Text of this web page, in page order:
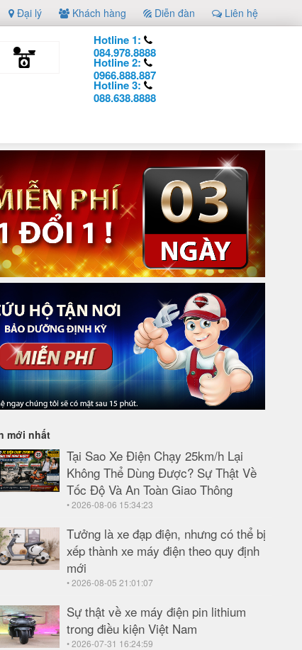
Liên hệ
Diễn đàn
Khách hàng
Đại lý
Hotline 1:
084.978.8888
Hotline 2:
0966.888.887
Hotline 3:
088.638.8888
mới nhất
Tại Sao Xe Điện Chạy 25km/h Lại
Không Thể Dùng Được? Sự Thật Về
Tốc Độ Và An Toàn Giao Thông
• 2026-08-06 15:34:23
Tưởng là xe đạp điện, nhưng có thể bị
xếp thành xe máy điện theo quy định
mới
• 2026-08-05 21:01:07
Sự thật về xe máy điện pin lithium
trong điều kiện Việt Nam
• 2026-07-31 16:24:59